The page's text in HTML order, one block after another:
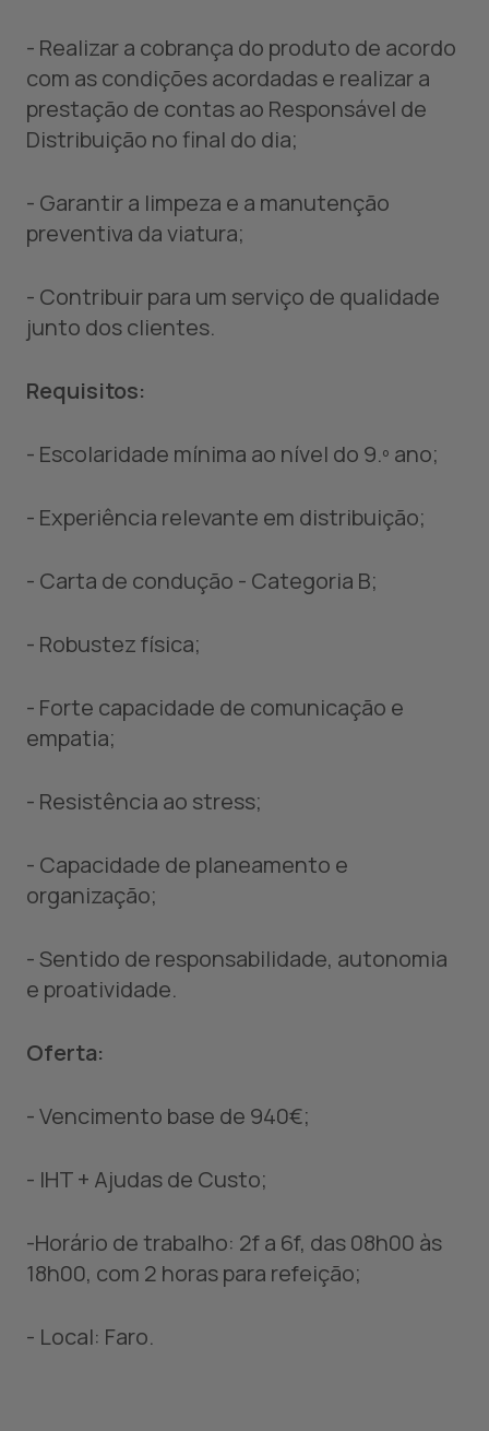
- Realizar a cobrança do produto de acordo
com as condições acordadas e realizar a
prestação de contas ao Responsável de
Distribuição no final do dia;
- Garantir a limpeza e a manutenção
preventiva da viatura;
- Contribuir para um serviço de qualidade
junto dos clientes.
Requisitos:
- Escolaridade mínima ao nível do 9.º ano;
- Experiência relevante em distribuição;
- Carta de condução - Categoria B;
- Robustez física;
- Forte capacidade de comunicação e
empatia;
- Resistência ao stress;
- Capacidade de planeamento e
organização;
- Sentido de responsabilidade, autonomia
e proatividade.
Oferta:
- Vencimento base de 940€;
- IHT + Ajudas de Custo;
-Horário de trabalho: 2f a 6f, das 08h00 às
18h00, com 2 horas para refeição;
- Local: Faro.